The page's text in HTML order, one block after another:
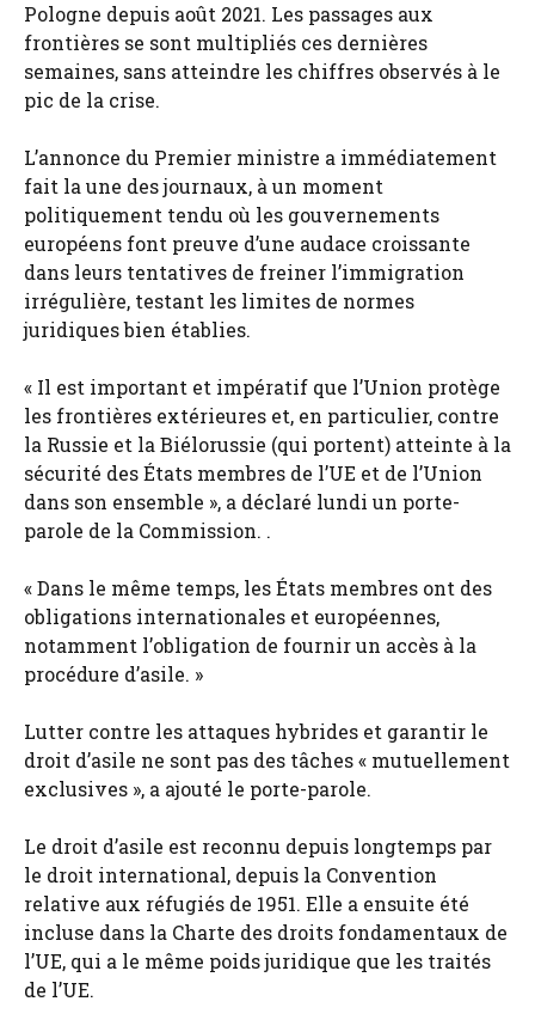
Pologne depuis août 2021. Les passages aux
frontières se sont multipliés ces dernières
semaines, sans atteindre les chiffres observés à le
pic de la crise.
L’annonce du Premier ministre a immédiatement
fait la une des journaux, à un moment
politiquement tendu où les gouvernements
européens font preuve d’une audace croissante
dans leurs tentatives de freiner l’immigration
irrégulière, testant les limites de normes
juridiques bien établies.
« Il est important et impératif que l’Union protège
les frontières extérieures et, en particulier, contre
la Russie et la Biélorussie (qui portent) atteinte à la
sécurité des États membres de l’UE et de l’Union
dans son ensemble », a déclaré lundi un porte-
parole de la Commission. .
« Dans le même temps, les États membres ont des
obligations internationales et européennes,
notamment l’obligation de fournir un accès à la
procédure d’asile. »
Lutter contre les attaques hybrides et garantir le
droit d’asile ne sont pas des tâches « mutuellement
exclusives », a ajouté le porte-parole.
Le droit d’asile est reconnu depuis longtemps par
le droit international, depuis la Convention
relative aux réfugiés de 1951. Elle a ensuite été
incluse dans la Charte des droits fondamentaux de
l’UE, qui a le même poids juridique que les traités
de l’UE.